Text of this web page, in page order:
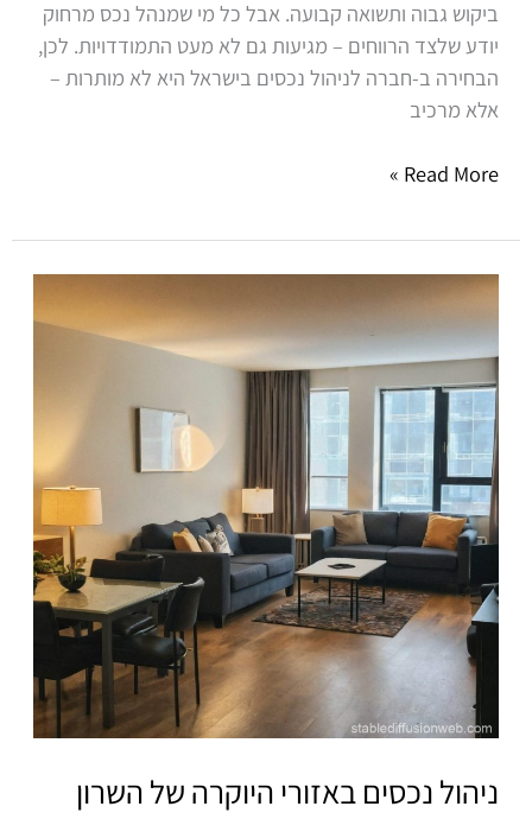
ביקוש גבוה ותשואה קבועה. אבל כל מי שמנהל נכס מרחוק
יודע שלצד הרווחים – מגיעות גם לא מעט התמודדויות. לכן,
הבחירה ב-חברה לניהול נכסים בישראל היא לא מותרות –
אלא מרכיב
Read More »
ניהול נכסים באזורי היוקרה של השרון
ניהול
נכסים
באזורי
היוקרה
של
השרון